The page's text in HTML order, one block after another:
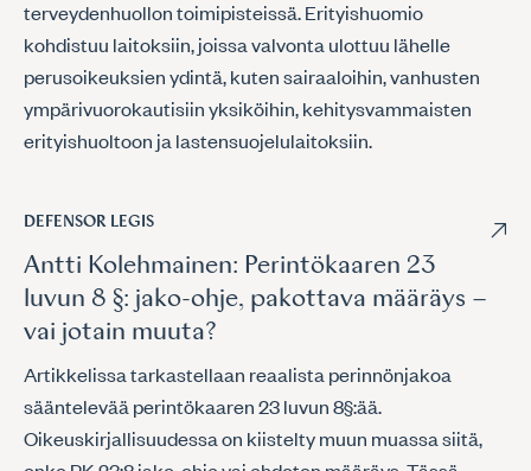
terveydenhuollon toimipisteissä. Erityishuomio
kohdistuu laitoksiin, joissa valvonta ulottuu lähelle
perusoikeuksien ydintä, kuten sairaaloihin, vanhusten
ympärivuorokautisiin yksiköihin, kehitysvammaisten
erityishuoltoon ja lastensuojelulaitoksiin.
DEFENSOR LEGIS
Antti Kolehmainen: Perintökaaren 23
luvun 8 §: jako-ohje, pakottava määräys –
vai jotain muuta?
Artikkelissa tarkastellaan reaalista perinnönjakoa
sääntelevää perintökaaren 23 luvun 8§:ää.
Oikeuskirjallisuudessa on kiistelty muun muassa siitä,